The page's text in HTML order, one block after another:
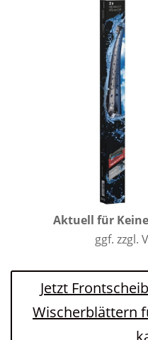
Aktuell für
ggf. zzgl.
Jetzt
Wischerblättern